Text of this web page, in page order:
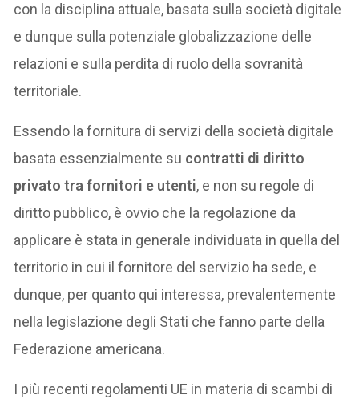
con la disciplina attuale, basata sulla società digitale
e dunque sulla potenziale globalizzazione delle
relazioni e sulla perdita di ruolo della sovranità
territoriale.
Essendo la fornitura di servizi della società digitale
basata essenzialmente su contratti di diritto
privato tra fornitori e utenti, e non su regole di
diritto pubblico, è ovvio che la regolazione da
applicare è stata in generale individuata in quella del
territorio in cui il fornitore del servizio ha sede, e
dunque, per quanto qui interessa, prevalentemente
nella legislazione degli Stati che fanno parte della
Federazione americana.
I più recenti regolamenti UE in materia di scambi di